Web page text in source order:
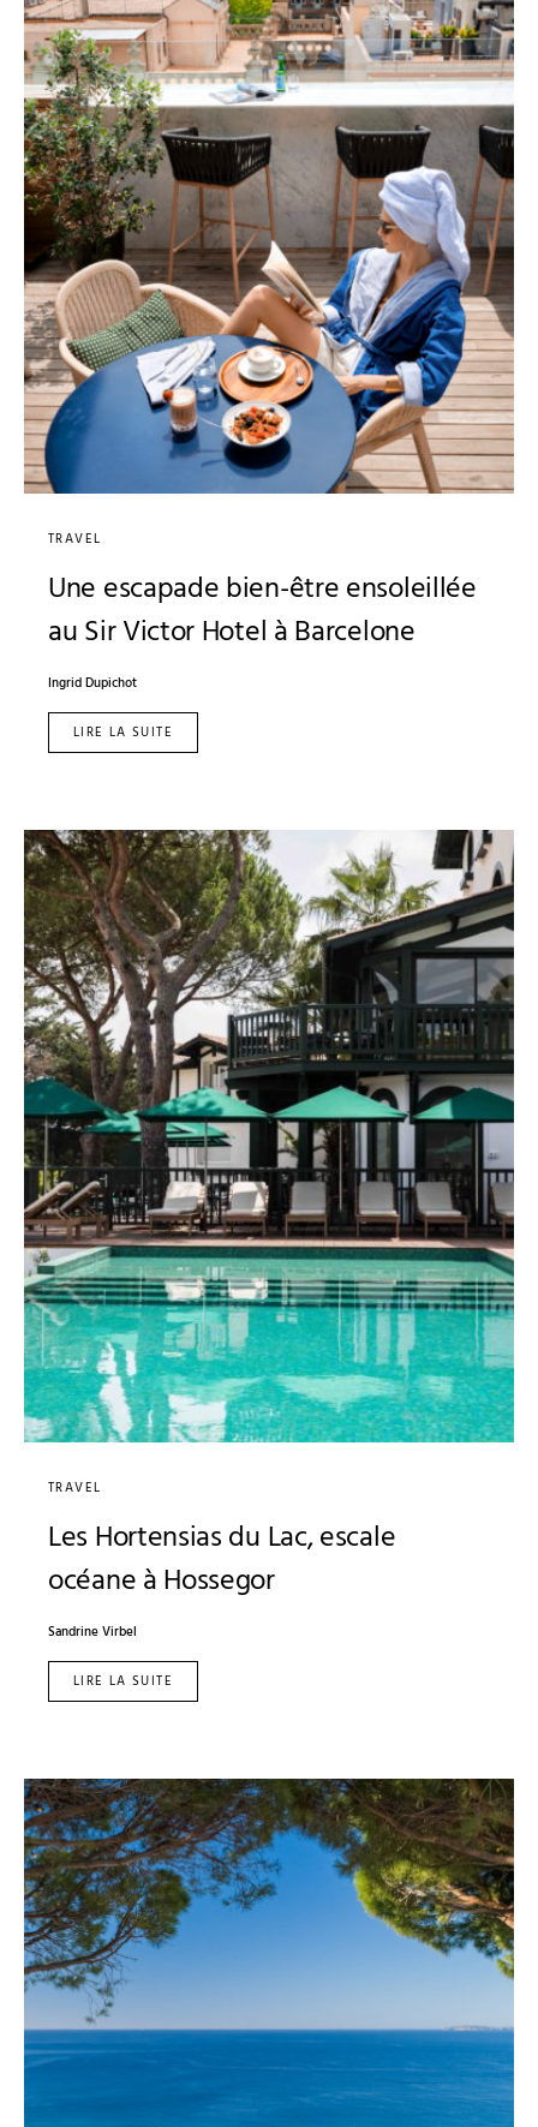
TRAVEL
Une escapade bien-être ensoleillée
au Sir Victor Hotel à Barcelone
Ingrid Dupichot
LIRE LA SUITE
TRAVEL
Les Hortensias du Lac, escale
océane à Hossegor
Sandrine Virbel
LIRE LA SUITE